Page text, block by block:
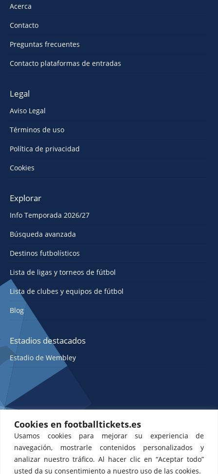
Cookies en footballtickets.es
Usamos cookies para mejorar su experiencia de
navegación, mostrarle contenidos personalizados y
analizar nuestro tráfico. Al hacer clic en “Aceptar todo”
usted da su consentimiento a nuestro uso de las cookies.
Acerca
Contacto
Preguntas frecuentes
Contacto plataformas de entradas
Legal
Aviso Legal
Términos de uso
Política de privacidad
Cookies
Explorar
Info Temporada 2026/27
Búsqueda avanzada
Destinos futbolísticos
Lista de ligas y torneos de fútbol
Lista de clubes y equipos de fútbol
Blog
Estadios destacados
Estadio de Wembley
ETTS 365 SL, Rambla de Catalunya 38, 8, 1, Barcelona 08007, España |
CIF: ES-B43945534